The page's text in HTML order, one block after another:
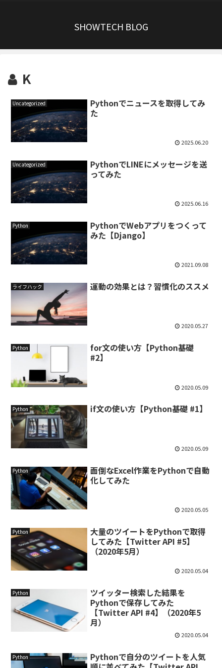
SHOWTECH BLOG
K
Uncategorized
Pythonでニュースを取得してみ
た
2025.06.20
Uncategorized
PythonでLINEにメッセージを送
ってみた
2025.06.16
Python
PythonでWebアプリをつくって
みた【Django】
2021.09.08
ライフハック 運動の効果とは？習慣化のススメ
2020.05.27
Python
for文の使い方【Python基礎
#2】
2020.05.09
Python if文の使い方【Python基礎 #1】
2020.05.09
Python
面倒なExcel作業をPythonで自動
化してみた
2020.05.05
Python
大量のツイートをPythonで取得
してみた【Twitter API #5】
（2020年5月）
2020.05.04
Python
ツイッター検索した結果を
Pythonで保存してみた
【Twitter API #4】（2020年5
月）
2020.05.04
Python
Pythonで自分のツイートを人気